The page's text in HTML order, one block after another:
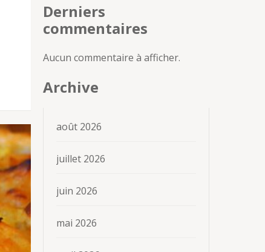
Derniers
commentaires
Aucun commentaire à afficher.
Archive
août 2026
juillet 2026
juin 2026
mai 2026